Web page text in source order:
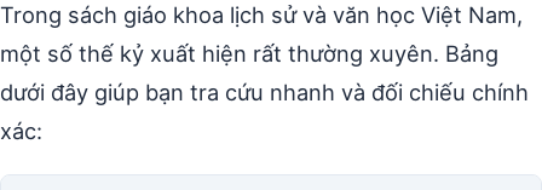
Trong sách giáo khoa lịch sử và văn học Việt Nam,
một số thế kỷ xuất hiện rất thường xuyên. Bảng
dưới đây giúp bạn tra cứu nhanh và đối chiếu chính
xác: